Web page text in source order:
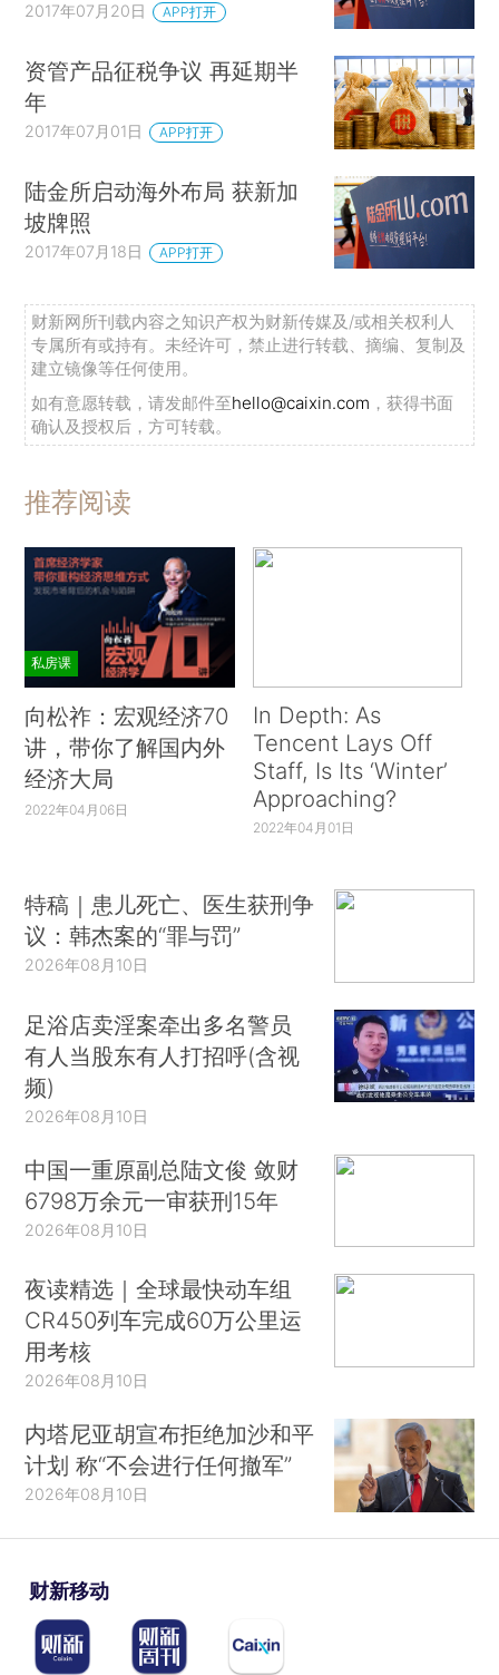
2017年07月20日 APP打开
资管产品征税争议 再延期半
年
2017年07月01日 APP打开
陆金所启动海外布局 获新加
坡牌照
2017年07月18日 APP打开
财新网所刊载内容之知识产权为财新传媒及/或相关权利人
专属所有或持有。未经许可，禁止进行转载、摘编、复制及
建立镜像等任何使用。
如有意愿转载，请发邮件至hello@caixin.com ，获得书面
确认及授权后，方可转载。
推荐阅读
私房课
向松祚：宏观经济70
讲，带你了解国内外
经济大局
2022年04月06日
In Depth: As
Tencent Lays Off
Staff, Is Its ‘Winter’
Approaching?
2022年04月01日
特稿｜患儿死亡、医生获刑争
议：韩杰案的“罪与罚”
2026年08月10日
足浴店卖淫案牵出多名警员
有人当股东有人打招呼(含视
频)
2026年08月10日
中国一重原副总陆文俊 敛财
6798万余元一审获刑15年
2026年08月10日
夜读精选｜全球最快动车组
CR450列车完成60万公里运
用考核
2026年08月10日
内塔尼亚胡宣布拒绝加沙和平
计划 称“不会进行任何撤军”
2026年08月10日
财新移动